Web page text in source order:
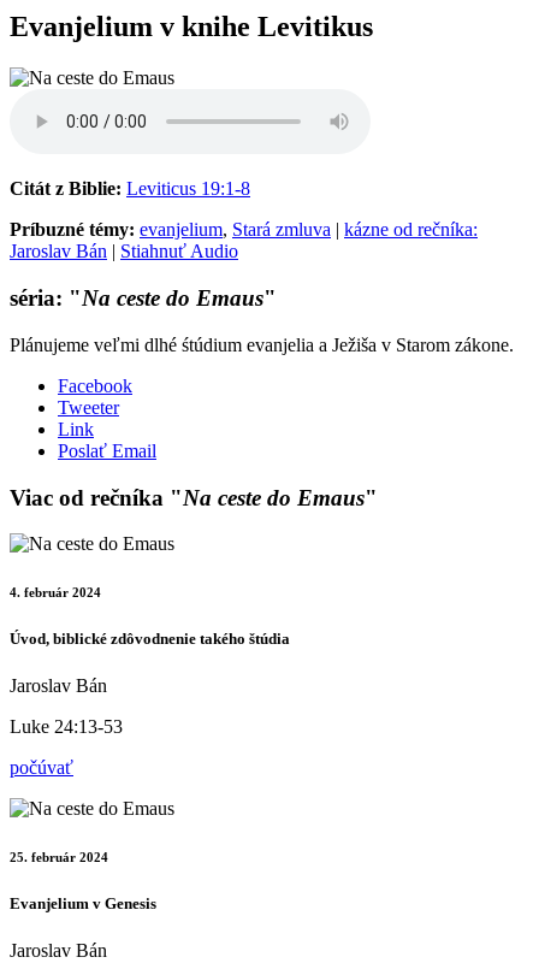
Evanjelium v knihe Levitikus
Citát z Biblie: Leviticus 19:1-8
Príbuzné témy: evanjelium, Stará zmluva | kázne od rečníka:
Jaroslav Bán | Stiahnuť Audio
séria: "Na ceste do Emaus"
Plánujeme veľmi dlhé śtúdium evanjelia a Ježiša v Starom zákone.
Facebook
Tweeter
Link
Poslať Email
Viac od rečníka "Na ceste do Emaus"
4. február 2024
Úvod, biblické zdôvodnenie takého štúdia
Jaroslav Bán
Luke 24:13-53
počúvať
25. február 2024
Evanjelium v Genesis
Jaroslav Bán